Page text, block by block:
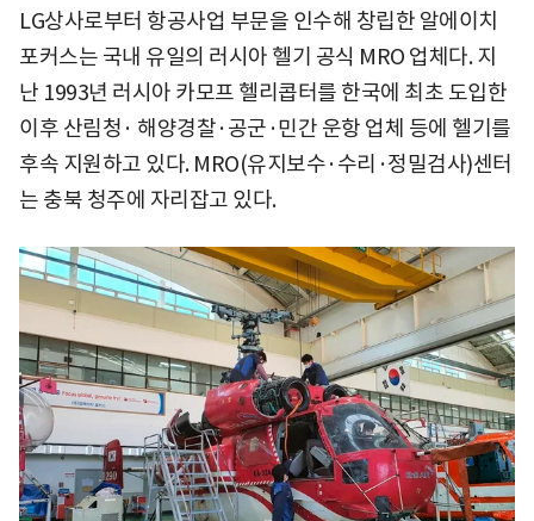
LG상사로부터 항공사업 부문을 인수해 창립한 알에이치
포커스는 국내 유일의 러시아 헬기 공식 MRO 업체다. 지
난 1993년 러시아 카모프 헬리콥터를 한국에 최초 도입한
이후 산림청· 해양경찰·공군·민간 운항 업체 등에 헬기를
후속 지원하고 있다. MRO(유지보수·수리·정밀검사)센터
는 충북 청주에 자리잡고 있다.